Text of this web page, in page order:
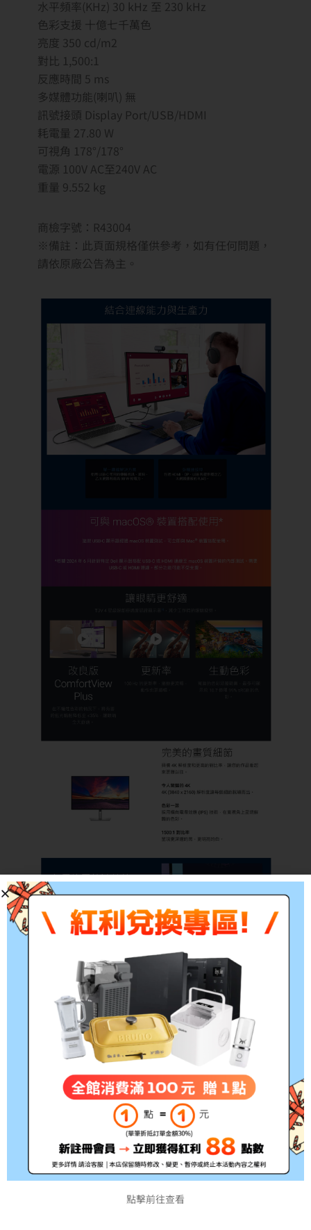
水平頻率(KHz) 30 kHz 至 230 kHz
色彩支援 十億七千萬色
亮度 350 cd/m2
對比 1,500:1
反應時間 5 ms
多媒體功能(喇叭) 無
訊號接頭 Display Port/USB/HDMI
耗電量 27.80 W
可視角 178°/178°
電源 100V AC至240V AC
重量 9.552 kg
商檢字號：R43004
※備註：此頁面規格僅供參考，如有任何問題，
請依原廠公告為主。
點擊前往查看